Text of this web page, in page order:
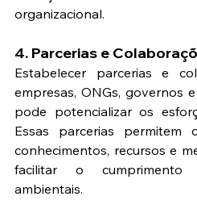
organizacional.
4. Parcerias e
Estabelecer parcerias e
empresas, ONGs, governos
pode potencializar os
Essas parcerias permitem
conhecimentos, recursos e
facilitar o cumprimento
ambientais.